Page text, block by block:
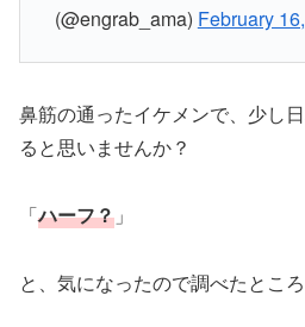
(@engrab_ama) February
鼻筋の通ったイケメンで、少し
ると思いませんか？
「ハーフ？ 」
と、気になったので調べたところ